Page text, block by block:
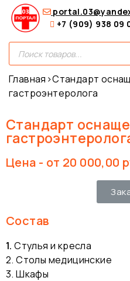
+7 (909) 938 09
Главная ›Стандарт
гастроэнтеролога
Стандарт
Цена - от 20 000,00
Состав
1.Стулья и кресла
2. Столы медицинские
3. Шкафы